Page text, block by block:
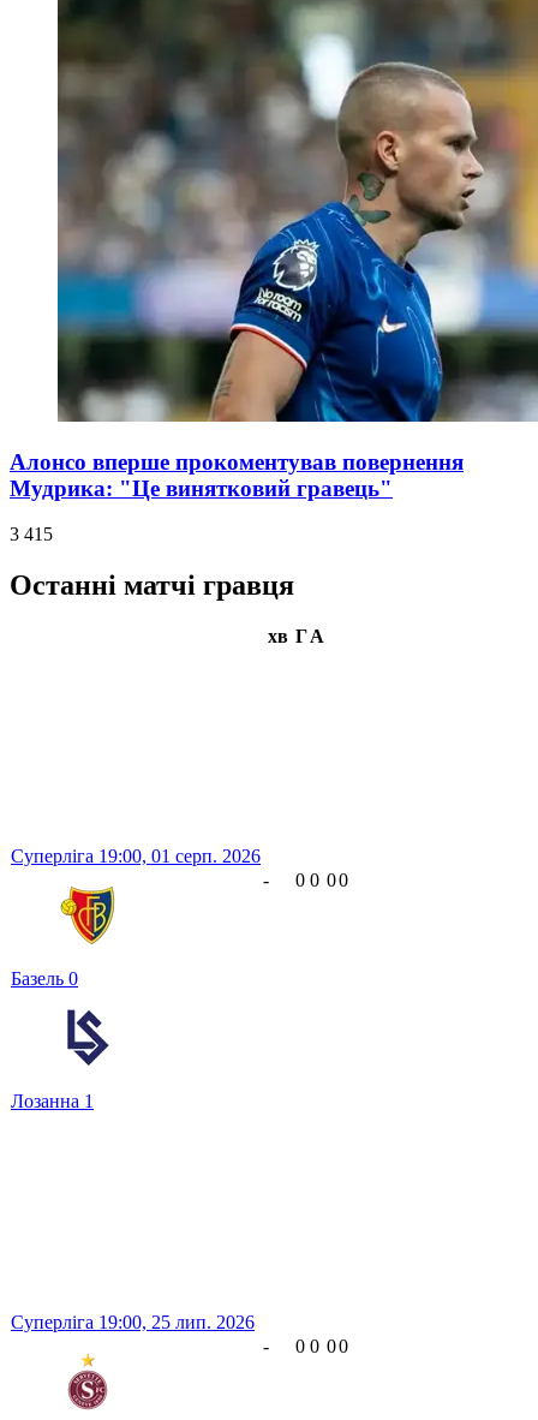
Алонсо вперше прокоментував повернення
Мудрика: "Це винятковий гравець"
3 415
Останні матчі гравця
хв ГА
Суперліга 19:00, 01 серп. 2026
Базель 0
Лозанна 1
- 0 0 00
Суперліга 19:00, 25 лип. 2026
-
0 0 00